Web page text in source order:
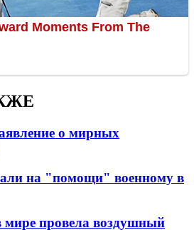
о мирных
на "помощи" военному в
мире провела воздушный